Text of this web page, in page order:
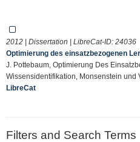
2012 | Dissertation | LibreCat-ID: 24036
Optimierung des einsatzbezogenen
J. Pottebaum, Optimierung Des
Wissensidentifikation, Monsenstein und
LibreCat
Filters and Search Terms